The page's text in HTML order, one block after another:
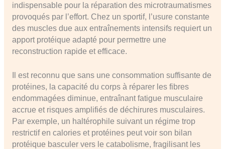
indispensable pour la réparation des microtraumatismes
provoqués par l’effort. Chez un sportif, l’usure constante
des muscles due aux entraînements intensifs requiert un
apport protéique adapté pour permettre une
reconstruction rapide et efficace.
Il est reconnu que sans une consommation suffisante de
protéines, la capacité du corps à réparer les fibres
endommagées diminue, entraînant fatigue musculaire
accrue et risques amplifiés de déchirures musculaires.
Par exemple, un haltérophile suivant un régime trop
restrictif en calories et protéines peut voir son bilan
protéique basculer vers le catabolisme, fragilisant les